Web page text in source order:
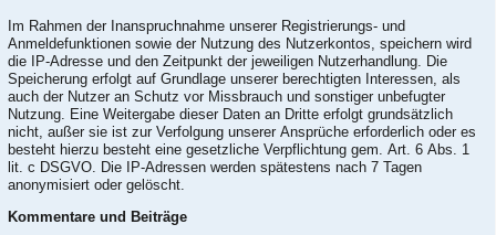
Im Rahmen der Inanspruchnahme unserer Registrierungs- und
Anmeldefunktionen sowie der Nutzung des Nutzerkontos, speichern wird
die IP-Adresse und den Zeitpunkt der jeweiligen Nutzerhandlung. Die
Speicherung erfolgt auf Grundlage unserer berechtigten Interessen, als
auch der Nutzer an Schutz vor Missbrauch und sonstiger unbefugter
Nutzung. Eine Weitergabe dieser Daten an Dritte erfolgt grundsätzlich
nicht, außer sie ist zur Verfolgung unserer Ansprüche erforderlich oder es
besteht hierzu besteht eine gesetzliche Verpflichtung gem. Art. 6 Abs. 1
lit. c DSGVO. Die IP-Adressen werden spätestens nach 7 Tagen
anonymisiert oder gelöscht.
Kommentare und Beiträge